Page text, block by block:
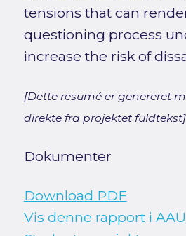
tensions that can
questioning process
increase the risk of
[Dette resumé er genereret
direkte fra projektet fuldtekst]
Dokumenter
Download PDF
Vis denne rapport i AAU